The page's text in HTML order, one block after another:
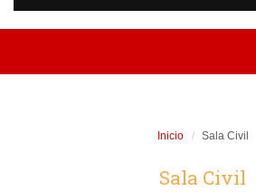
Inicio Sala Civil
Sala Civil